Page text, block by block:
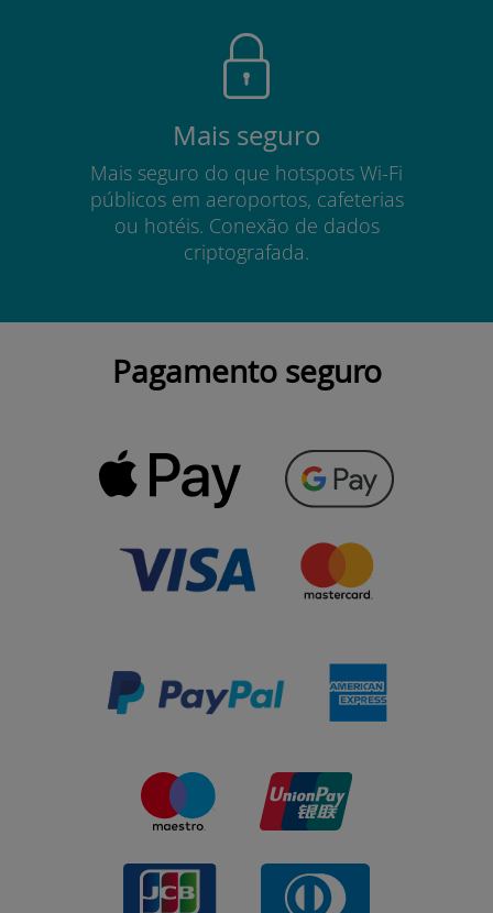
Mais seguro
Mais seguro do que hotspots Wi-Fi
públicos em aeroportos, cafeterias
ou hotéis. Conexão de dados
criptografada.
Pagamento seguro